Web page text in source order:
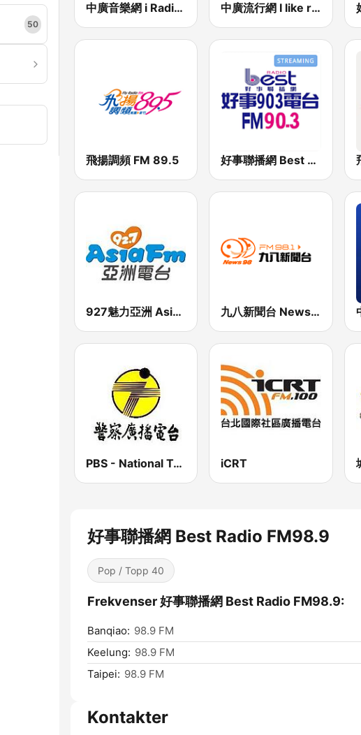
50
中廣音樂網 i Radio FM96.3 中廣流行網 I like radio
飛揚調頻 FM 89.5 好事聯播網 Best Radio FM90.3
927魅力亞洲 Asia FM 亞洲電台 九八新聞台 News98 FM 98.1
PBS - National Transportation iCRT
好事聯播網 Best Radio FM98.9
Pop / Topp 40
Frekvenser 好事聯播網 Best Radio FM98.9:
Banqiao: 98.9 FM
Keelung: 98.9 FM
Taipei: 98.9 FM
Kontakter